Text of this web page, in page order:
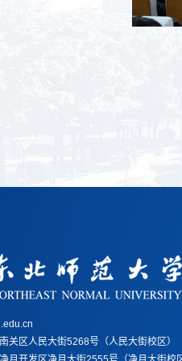
关区人民大街5268号（人民大街校区）